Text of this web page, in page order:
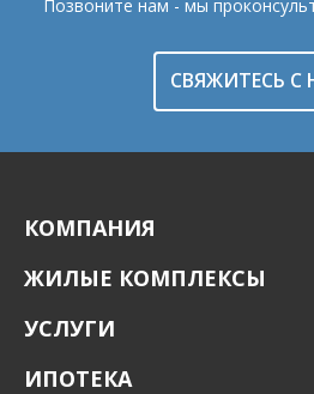
Позвоните нам - мы
СВЯЖИТЕСЬ С
КОМПАНИЯ
ЖИЛЫЕ КОМПЛЕКСЫ
УСЛУГИ
ИПОТЕКА